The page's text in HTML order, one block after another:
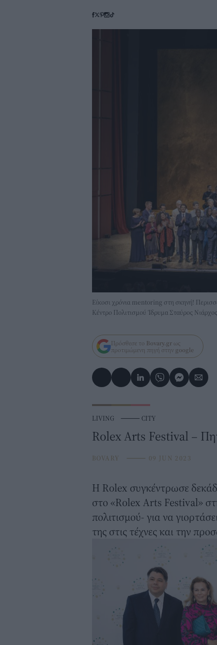
Είκοσι χρόνια mentoring στη σκηνή!
Κέντρο Πολιτισμού Ίδρυμα Σταύρος
Πρόσθεσε το Bovary.gr ως
προτιμώμενη πηγή στην google
LIVING ⸻ CITY
Rolex Arts Festival –
BOVARY ⸻ 09 JUN 2023
Η Rolex συγκέντρωσε
στο «Rolex Arts Festival»
πολιτισμού- για να
της στις τέχνες και την